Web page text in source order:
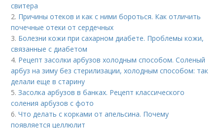
свитера
2. Причины отеков и как с ними бороться. Как отличить
почечные отеки от сердечных
3. Болезни кожи при сахарном диабете. Проблемы кожи,
связанные с диабетом
4. Рецепт засолки арбузов холодным способом. Соленый
арбуз на зиму без стерилизации, холодным способом: так
делали еще в старину
5.Засолка арбузов в банках. Рецепт классического
соления арбузов с фото
6.Что делать с корками от апельсина. Почему
появляется целлюлит